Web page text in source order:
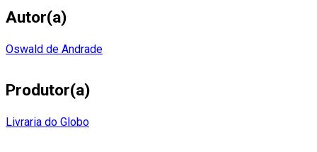
Autor(a)
Oswald de Andrade
Produtor(a)
Livraria do Globo